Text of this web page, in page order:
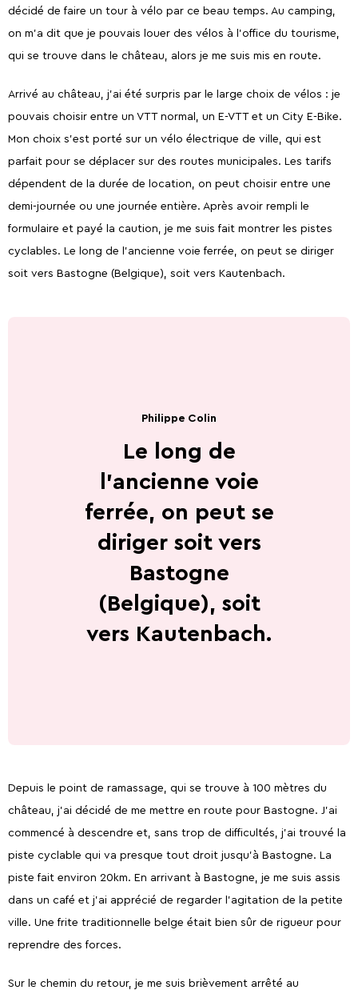
décidé de faire un tour à vélo par ce beau temps. Au camping,
on m'a dit que je pouvais louer des vélos à l'office du tourisme,
qui se trouve dans le château, alors je me suis mis en route.
Arrivé au château, j'ai été surpris par le large choix de vélos : je
pouvais choisir entre un VTT normal, un E-VTT et un City E-Bike.
Mon choix s'est porté sur un vélo électrique de ville, qui est
parfait pour se déplacer sur des routes municipales. Les tarifs
dépendent de la durée de location, on peut choisir entre une
demi-journée ou une journée entière. Après avoir rempli le
formulaire et payé la caution, je me suis fait montrer les pistes
cyclables. Le long de l'ancienne voie ferrée, on peut se diriger
soit vers Bastogne (Belgique), soit vers Kautenbach.
Philippe Colin
Le long de
l'ancienne voie
ferrée, on peut se
diriger soit vers
Bastogne
(Belgique), soit
vers Kautenbach.
Depuis le point de ramassage, qui se trouve à 100 mètres du
château, j'ai décidé de me mettre en route pour Bastogne. J'ai
commencé à descendre et, sans trop de difficultés, j'ai trouvé la
piste cyclable qui va presque tout droit jusqu'à Bastogne. La
piste fait environ 20km. En arrivant à Bastogne, je me suis assis
dans un café et j'ai apprécié de regarder l'agitation de la petite
ville. Une frite traditionnelle belge était bien sûr de rigueur pour
reprendre des forces.
Sur le chemin du retour, je me suis brièvement arrêté au